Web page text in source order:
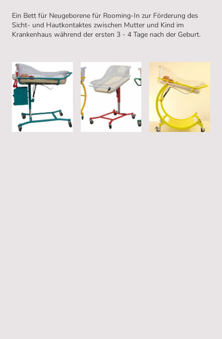
Ein Bett für Neugeborene für Rooming-In zur Förderung des
Sicht- und Hautkontaktes zwischen Mutter und Kind im
Krankenhaus während der ersten 3 - 4 Tage nach der Geburt.